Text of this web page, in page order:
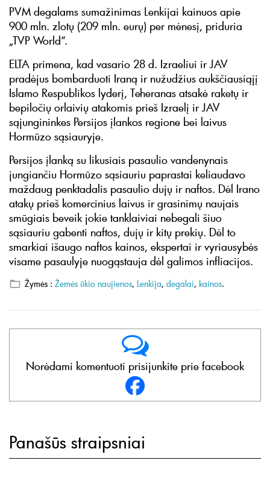
PVM degalams sumažinimas Lenkijai kainuos apie
900 mln. zlotų (209 mln. eurų) per mėnesį, priduria
„TVP World“.
ELTA primena, kad vasario 28 d. Izraeliui ir JAV
pradėjus bombarduoti Iraną ir nužudžius aukščiausiąjį
Islamo Respublikos lyderį, Teheranas atsakė raketų ir
bepiločių orlaivių atakomis prieš Izraelį ir JAV
sąjungininkes Persijos įlankos regione bei laivus
Hormūzo sąsiauryje.
Persijos įlanką su likusiais pasaulio vandenynais
jungiančiu Hormūzo sąsiauriu paprastai keliaudavo
maždaug penktadalis pasaulio dujų ir naftos. Dėl Irano
atakų prieš komercinius laivus ir grasinimų naujais
smūgiais beveik jokie tanklaiviai nebegali šiuo
sąsiauriu gabenti naftos, dujų ir kitų prekių. Dėl to
smarkiai išaugo naftos kainos, ekspertai ir vyriausybės
visame pasaulyje nuogąstauja dėl galimos infliacijos.
Žymės : Žemės ūkio naujienos, Lenkija, degalai, kainos.
Norėdami komentuoti prisijunkite prie facebook
Panašūs straipsniai